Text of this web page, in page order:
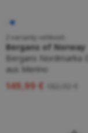
2 varianty velikosti
Bergans of Norway
Bergans Nordmarka
aus Merino
149,99 €